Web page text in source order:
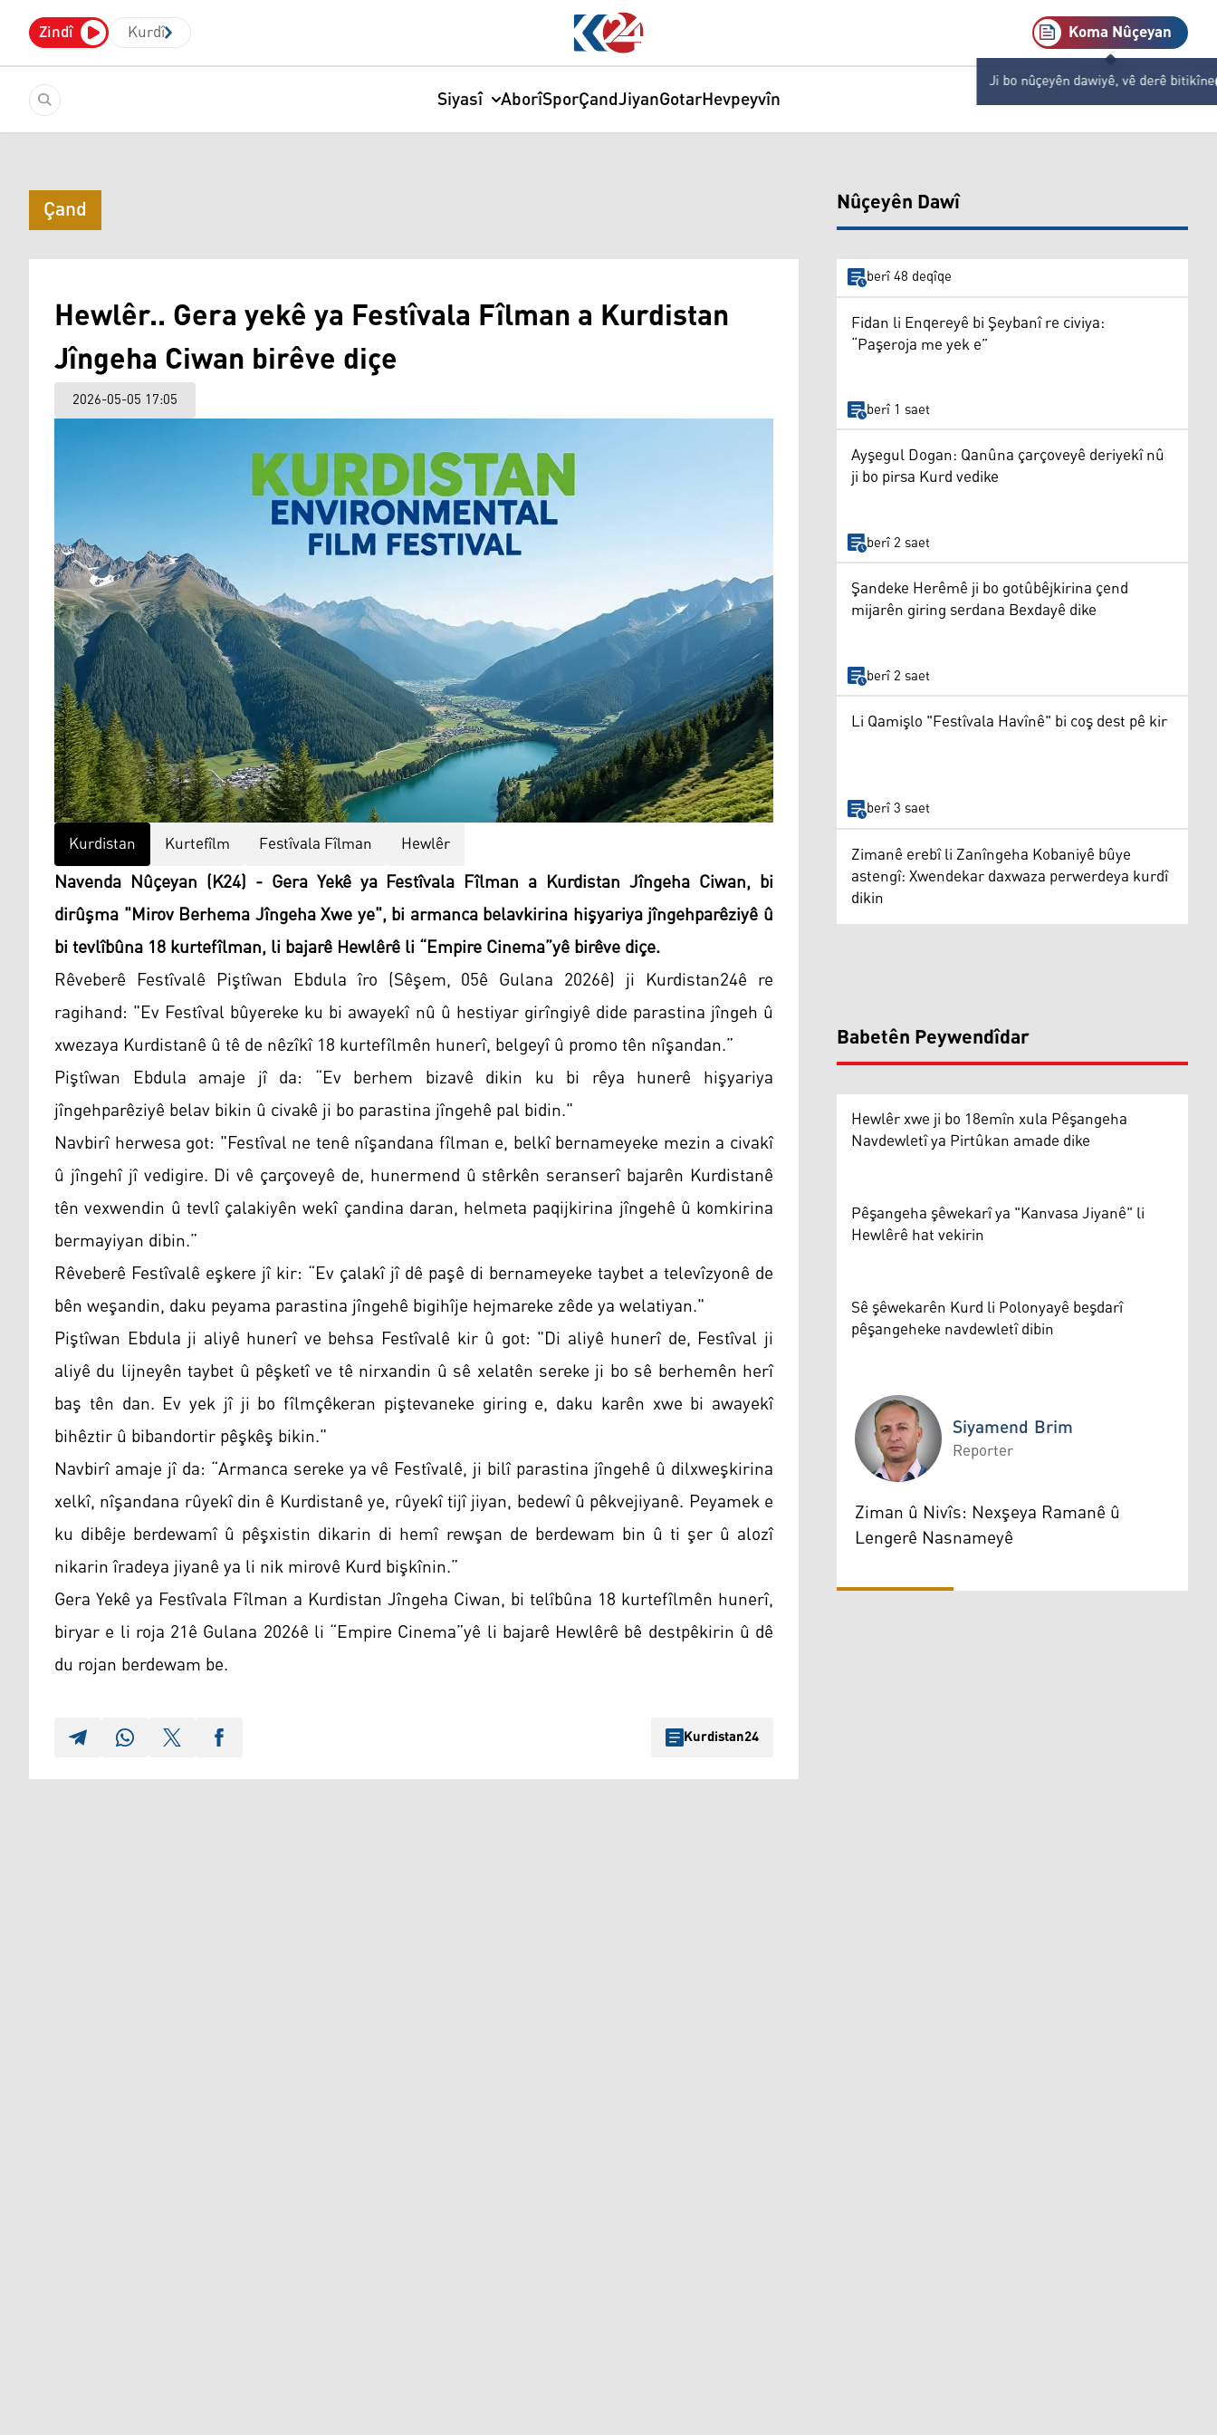
Zindî Kurdî Koma Nûçeyan
Ji bo nûçeyên dawiyê, vê derê bitikîne
Siyasî AborîSporÇandJiyanGotarHevpeyvîn
Çand
Hewlêr.. Gera yekê ya Festîvala Fîlman a Kurdistan
Jîngeha Ciwan birêve diçe
2026-05-05 17:05
Kurdistan Kurtefîlm Festîvala Fîlman Hewlêr
Navenda Nûçeyan (K24) - Gera Yekê ya Festîvala Fîlman a Kurdistan Jîngeha Ciwan, bi
dirûşma "Mirov Berhema Jîngeha Xwe ye", bi armanca belavkirina hişyariya jîngehparêziyê û
bi tevlîbûna 18 kurtefîlman, li bajarê Hewlêrê li “Empire Cinema”yê birêve diçe.
Rêveberê Festîvalê Piştîwan Ebdula îro (Sêşem, 05ê Gulana 2026ê) ji Kurdistan24ê re
ragihand: "Ev Festîval bûyereke ku bi awayekî nû û hestiyar girîngiyê dide parastina jîngeh û
xwezaya Kurdistanê û tê de nêzîkî 18 kurtefîlmên hunerî, belgeyî û promo tên nîşandan.”
Piştîwan Ebdula amaje jî da: “Ev berhem bizavê dikin ku bi rêya hunerê hişyariya
jîngehparêziyê belav bikin û civakê ji bo parastina jîngehê pal bidin."
Navbirî herwesa got: "Festîval ne tenê nîşandana fîlman e, belkî bernameyeke mezin a civakî
û jîngehî jî vedigire. Di vê çarçoveyê de, hunermend û stêrkên seranserî bajarên Kurdistanê
tên vexwendin û tevlî çalakiyên wekî çandina daran, helmeta paqijkirina jîngehê û komkirina
bermayiyan dibin.”
Rêveberê Festîvalê eşkere jî kir: “Ev çalakî jî dê paşê di bernameyeke taybet a televîzyonê de
bên weşandin, daku peyama parastina jîngehê bigihîje hejmareke zêde ya welatiyan."
Piştîwan Ebdula ji aliyê hunerî ve behsa Festîvalê kir û got: "Di aliyê hunerî de, Festîval ji
aliyê du lijneyên taybet û pêşketî ve tê nirxandin û sê xelatên sereke ji bo sê berhemên herî
baş tên dan. Ev yek jî ji bo fîlmçêkeran piştevaneke giring e, daku karên xwe bi awayekî
bihêztir û bibandortir pêşkêş bikin."
Navbirî amaje jî da: “Armanca sereke ya vê Festîvalê, ji bilî parastina jîngehê û dilxweşkirina
xelkî, nîşandana rûyekî din ê Kurdistanê ye, rûyekî tijî jiyan, bedewî û pêkvejiyanê. Peyamek e
ku dibêje berdewamî û pêşxistin dikarin di hemî rewşan de berdewam bin û ti şer û alozî
nikarin îradeya jiyanê ya li nik mirovê Kurd bişkînin.”
Gera Yekê ya Festîvala Fîlman a Kurdistan Jîngeha Ciwan, bi telîbûna 18 kurtefîlmên hunerî,
biryar e li roja 21ê Gulana 2026ê li “Empire Cinema”yê li bajarê Hewlêrê bê destpêkirin û dê
du rojan berdewam be.
Kurdistan24
Nûçeyên Dawî
berî 48 deqîqe
Fidan li Enqereyê bi Şeybanî re civiya:
“Paşeroja me yek e”
berî 1 saet
Ayşegul Dogan: Qanûna çarçoveyê deriyekî nû
ji bo pirsa Kurd vedike
berî 2 saet
Şandeke Herêmê ji bo gotûbêjkirina çend
mijarên giring serdana Bexdayê dike
berî 2 saet
Li Qamişlo "Festîvala Havînê" bi coş dest pê kir
berî 3 saet
Zimanê erebî li Zanîngeha Kobaniyê bûye
astengî: Xwendekar daxwaza perwerdeya kurdî
dikin
Babetên Peywendîdar
Hewlêr xwe ji bo 18emîn xula Pêşangeha
Navdewletî ya Pirtûkan amade dike
Pêşangeha şêwekarî ya "Kanvasa Jiyanê" li
Hewlêrê hat vekirin
Sê şêwekarên Kurd li Polonyayê beşdarî
pêşangeheke navdewletî dibin
Siyamend Brim
Siyamend Brim
Reporter
Ziman û Nivîs: Nexşeya Ramanê û
Lengerê Nasnameyê